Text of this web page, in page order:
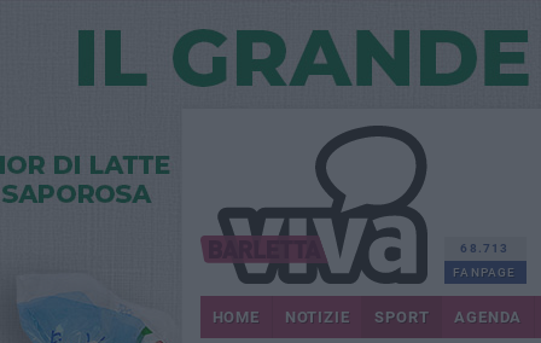
68.713
FANPAGE
HOME NOTIZIE SPORT AGENDA